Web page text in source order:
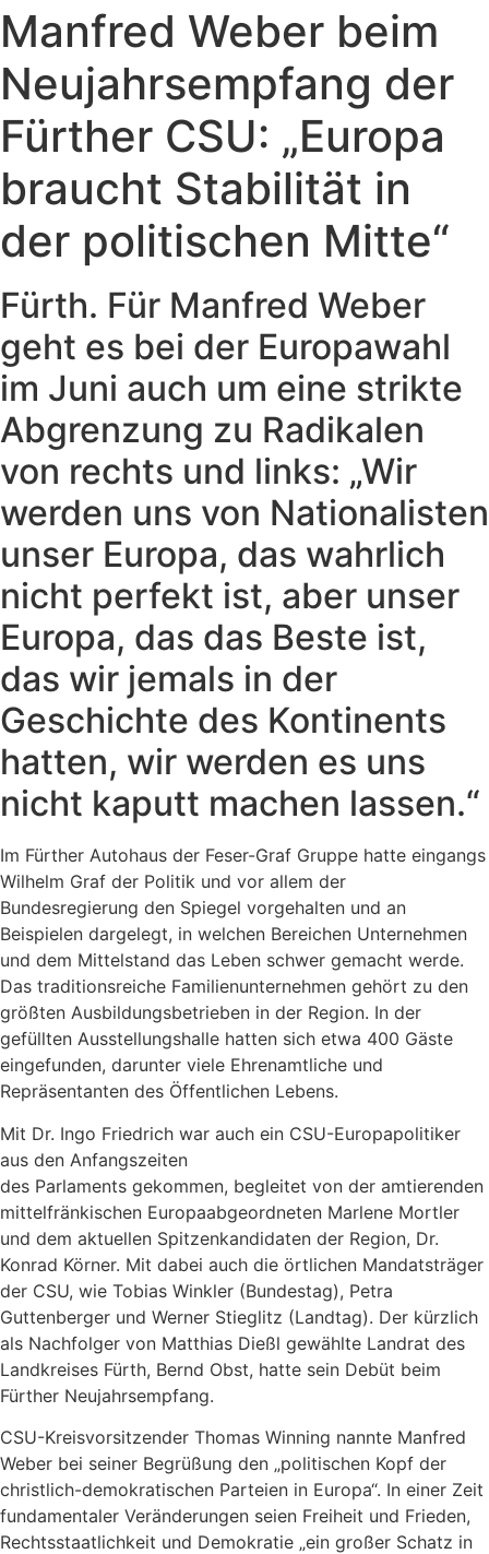
Manfred Weber beim
Neujahrsempfang der
Fürther CSU: „Europa
braucht Stabilität in
der politischen Mitte“
Fürth. Für Manfred Weber
geht es bei der Europawahl
im Juni auch um eine strikte
Abgrenzung zu Radikalen
von rechts und links: „Wir
werden uns von Nationalisten
unser Europa, das wahrlich
nicht perfekt ist, aber unser
Europa, das das Beste ist,
das wir jemals in der
Geschichte des Kontinents
hatten, wir werden es uns
nicht kaputt machen lassen.“
Im Fürther Autohaus der Feser-Graf Gruppe hatte eingangs
Wilhelm Graf der Politik und vor allem der
Bundesregierung den Spiegel vorgehalten und an
Beispielen dargelegt, in welchen Bereichen Unternehmen
und dem Mittelstand das Leben schwer gemacht werde.
Das traditionsreiche Familienunternehmen gehört zu den
größten Ausbildungsbetrieben in der Region. In der
gefüllten Ausstellungshalle hatten sich etwa 400 Gäste
eingefunden, darunter viele Ehrenamtliche und
Repräsentanten des Öffentlichen Lebens.
Mit Dr. Ingo Friedrich war auch ein CSU-Europapolitiker
aus den Anfangszeiten
des Parlaments gekommen, begleitet von der amtierenden
mittelfränkischen Europaabgeordneten Marlene Mortler
und dem aktuellen Spitzenkandidaten der Region, Dr.
Konrad Körner. Mit dabei auch die örtlichen Mandatsträger
der CSU, wie Tobias Winkler (Bundestag), Petra
Guttenberger und Werner Stieglitz (Landtag). Der kürzlich
als Nachfolger von Matthias Dießl gewählte Landrat des
Landkreises Fürth, Bernd Obst, hatte sein Debüt beim
Fürther Neujahrsempfang.
CSU-Kreisvorsitzender Thomas Winning nannte Manfred
Weber bei seiner Begrüßung den „politischen Kopf der
christlich-demokratischen Parteien in Europa“. In einer Zeit
fundamentaler Veränderungen seien Freiheit und Frieden,
Rechtsstaatlichkeit und Demokratie „ein großer Schatz in